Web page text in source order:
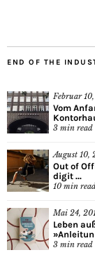
END OF THE
Februar
Vom
3 min read
August 10,
Out of
digit ...
10 min
Mai 24,
Leben
»Anleitun
3 min read